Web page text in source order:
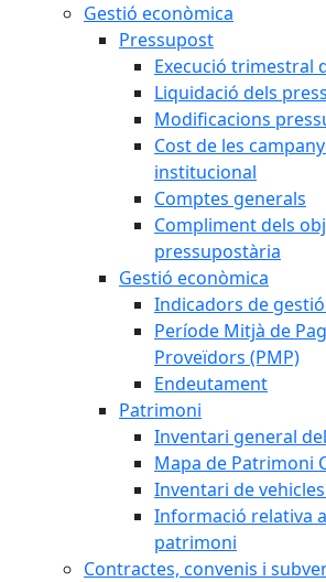
Gestió econòmica
Pressupost
Execució trimestral
Liquidació dels
Modificacions
Cost de les
institucional
Comptes generals
Compliment dels
pressupostària
Gestió econòmica
Indicadors de
Període Mitjà de
Proveïdors (PMP)
Endeutament
Patrimoni
Inventari general
Mapa de Patrimoni
Inventari de
Informació relativa
patrimoni
Contractes, convenis i